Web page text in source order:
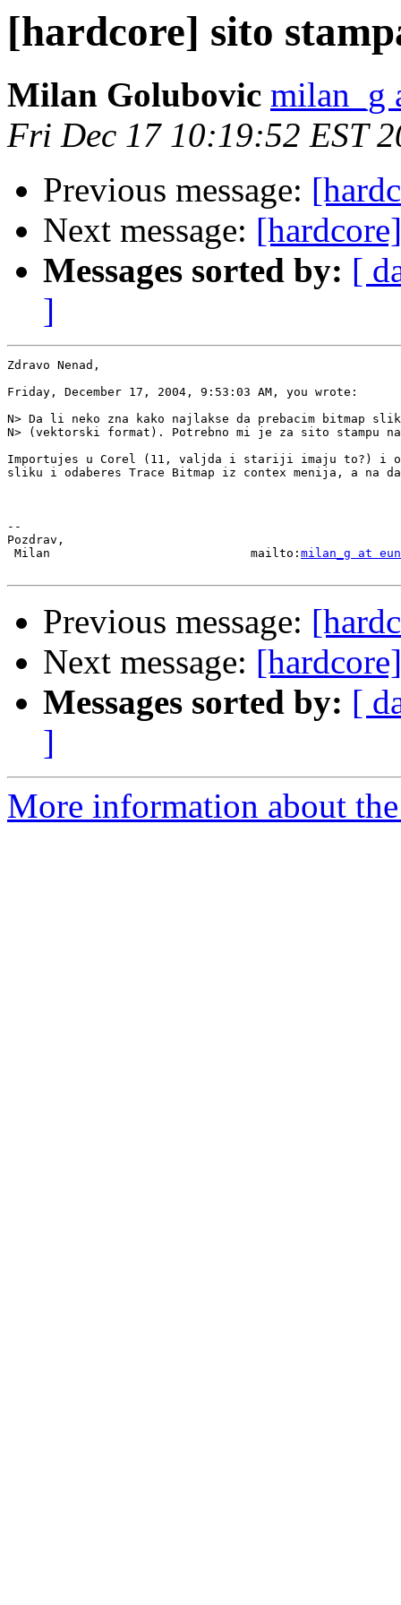
[hardcore] sito
Milan Golubovic milan_g
Fri Dec 17 10:19:52 EST
Previous message:
Next message:
Messages sorted by: [
]
Zdravo Nenad,
Friday, December 17, 2004, 9:53:03 AM, you wrote:
N> Da li neko zna kako najlakse da prebacim bitmap
N> (vektorski format). Potrebno mi je za sito stampu
Importujes u Corel (11, valjda i stariji imaju to?) i
sliku i odaberes Trace Bitmap iz contex menija, a na
--
Pozdrav,
Milan                            mailto: milan_g at
Previous message:
Next message:
Messages sorted by: [
]
More information about